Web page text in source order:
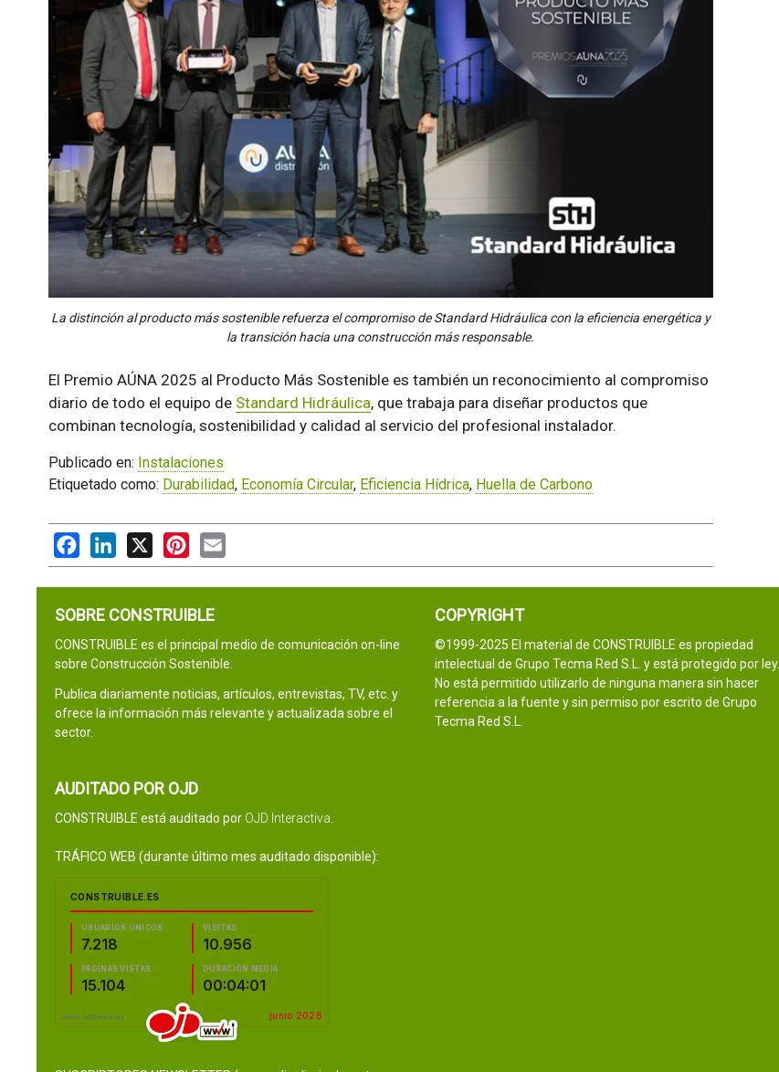
La distinción al producto más sostenible refuerza el compromiso de Standard Hidráulica con la eficiencia energética y
la transición hacia una construcción más responsable.
El Premio AÚNA 2025 al Producto Más Sostenible es también un reconocimiento al compromiso
diario de todo el equipo de Standard Hidráulica, que trabaja para diseñar productos que
combinan tecnología, sostenibilidad y calidad al servicio del profesional instalador.
Publicado en: Instalaciones
Etiquetado como: Durabilidad, Economía Circular, Eficiencia Hídrica, Huella de Carbono
FacebookLinkedIn
X PinterestEmail
SOBRE CONSTRUIBLE
CONSTRUIBLE es el principal medio de comunicación on-line
sobre Construcción Sostenible.
Publica diariamente noticias, artículos, entrevistas, TV, etc. y
ofrece la información más relevante y actualizada sobre el
sector.
AUDITADO POR OJD
CONSTRUIBLE está auditado por OJD Interactiva
TRÁFICO WEB (durante último mes auditado disponible):
COPYRIGHT
©1999-2025 El material de CONSTRUIBLE es propiedad
intelectual de Grupo Tecma Red S.L. y está protegido por ley.
No está permitido utilizarlo de ninguna manera sin hacer
referencia a la fuente y sin permiso por escrito de Grupo
Tecma Red S.L.